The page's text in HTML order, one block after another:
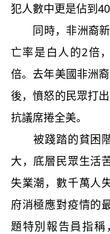
犯人數中更是佔到
同時，非洲裔新
亡率是白人的2倍
倍。去年美國非洲
後，憤怒的民眾打
抗議席捲全美。
被踐踏的貧困階
大，底層民眾生活
失業潮，數千萬人
府消極應對疫情的
題特別報告員指稱